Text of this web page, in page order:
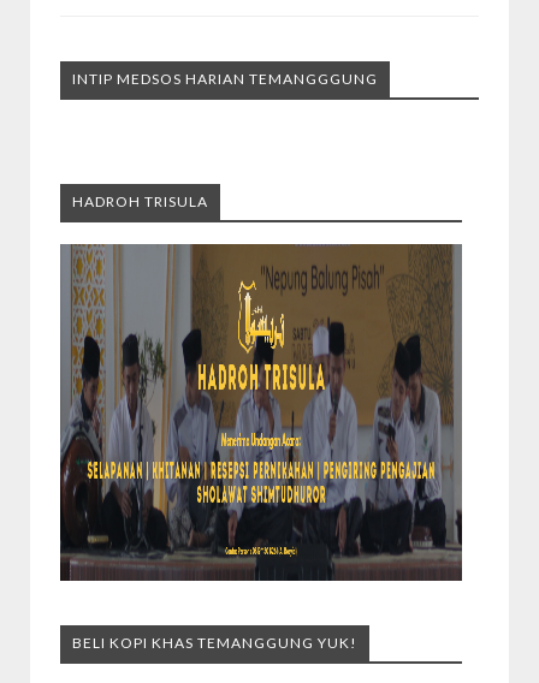
INTIP MEDSOS HARIAN TEMANGGGUNG
HADROH TRISULA
BELI KOPI KHAS TEMANGGUNG YUK!